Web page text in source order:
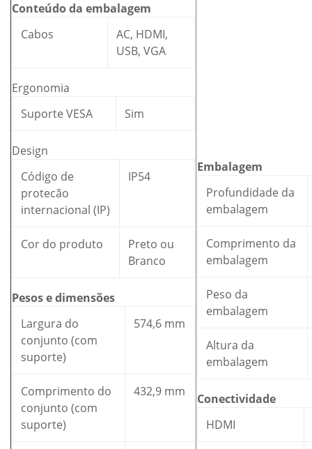
Conteúdo da embalagem
Cabos
AC, HDMI,
USB, VGA
Ergonomia
Suporte VESA
Sim
Design
Código de
protecão
internacional (IP)
IP54
Cor do produto
Preto ou
Branco
Pesos e dimensões
Largura do
conjunto (com
suporte)
574,6 mm
Comprimento do
conjunto (com
suporte)
432,9 mm
Embalagem
Profundidade da
embalagem
Comprimento da
embalagem
Peso da
embalagem
Altura da
embalagem
Conectividade
HDMI